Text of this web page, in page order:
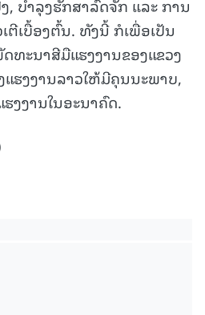
ບຳລຸງຮັກສາລົດຈັກ ແລະ ການ
ຕີເບື້ອງຕົ້ນ. ທັງນີ້ ກໍເພື່ອເປັນ
ະນາສີມືແຮງງານຂອງແຂວງ
ຮງງານລາວໃຫ້ມີຄຸນນະພາບ,
ງງານໃນອະນາຄົດ.